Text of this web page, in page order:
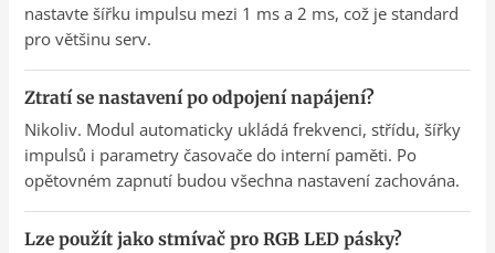
nastavte šířku impulsu mezi 1 ms a 2 ms, což je standard
pro většinu serv.
Ztratí se nastavení po odpojení napájení?
Nikoliv. Modul automaticky ukládá frekvenci, střídu, šířky
impulsů i parametry časovače do interní paměti. Po
opětovném zapnutí budou všechna nastavení zachována.
Lze použít jako stmívač pro RGB LED pásky?